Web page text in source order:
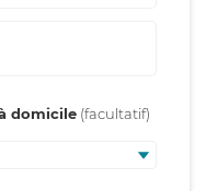
domicile